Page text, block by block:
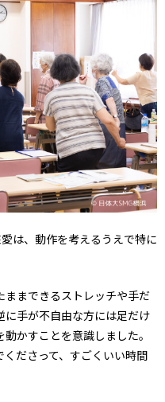
は、動作を考えるうえで特に
ままできるストレッチや手だ
に手が不自由な方には足だけ
かすことを意識しました。
ださって、すごくいい時間